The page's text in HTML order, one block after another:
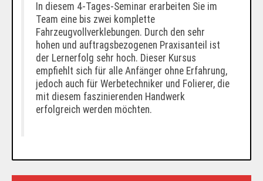
In diesem 4-Tages-Seminar erarbeiten Sie im
Team eine bis zwei komplette
Fahrzeugvollverklebungen. Durch den sehr
hohen und auftragsbezogenen Praxisanteil ist
der Lernerfolg sehr hoch. Dieser Kursus
empfiehlt sich für alle Anfänger ohne Erfahrung,
jedoch auch für Werbetechniker und Folierer, die
mit diesem faszinierenden Handwerk
erfolgreich werden möchten.